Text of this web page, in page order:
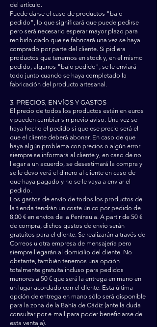
del artículo.
Puede darse el caso de productos "bajo
pedido", lo que significará que puede pedirse
pero será necesario esperar mayor plazo para
recibirlo dado que se fabricará una vez se haya
comprado por parte del cliente. Si pidiera
productos que tenemos en stock y, en el mismo
pedido, algunos "bajo pedido", se le enviará
todo junto cuando se haya completado la
fabricación del producto artesanal.
3. PRECIOS, ENVÍOS Y GASTOS
El precio de todos los productos están en euros
y pueden cambiar sin previo aviso. Una vez se
haya hecho el pedido sí que ese precio será el
que el cliente deberá abonar. En caso de que
haya algún problema con precios o algún error
siempre se informará al cliente y, en caso de no
llegar a un acuerdo, se desestimará la compra y
se le devolverá el dinero al cliente en caso de
que haya pagado y no se le vaya a enviar el
pedido.
Los gastos de envío de todos los productos de
la tienda tendrán un coste único por pedido de
8,00 € en envíos de la Península. A partir de 50 €
de compra, dichos gastos de envío serán
gratuitos para el cliente. Se realizarán a través de
Correos u otra empresa de mensajería pero
siempre llegarán al domicilio del cliente. No
obstante, también tenemos una opción
totalmente gratuita incluso para pedidos
menores a 50 € que será la entrega en mano en
un lugar acordado con el cliente. Esta última
opción de entrega en mano sólo será disponible
para la zona de la Bahía de Cádiz (ante la duda
consultar por e-mail para poder beneficiarse de
esta ventaja).